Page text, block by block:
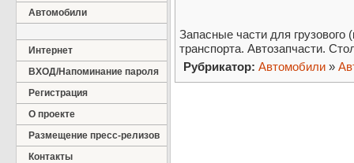
Автомобили
Интернет
ВХОД/Напоминание пароля
Регистрация
О проекте
Размещение пресс-релизов
Контакты
Запасные части для грузового
транспорта. Автозапчасти.
Рубрикатор: Автомобили »